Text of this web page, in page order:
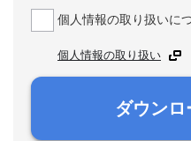
個人情報の取り扱いに
個人情報の取り扱い
ダウンロ